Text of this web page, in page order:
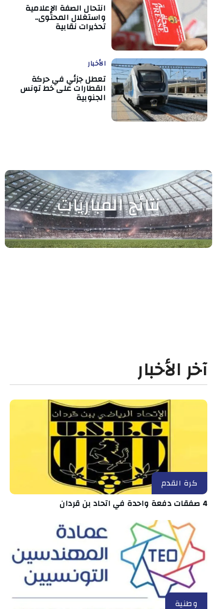
انتحال الصفة الإعلامية
واستغلال المحتوى..
تحذيرات نقابية
الأخبار
تعطل جزئي في حركة
القطارات على خط تونس
الجنوبية
نتائج المباريات
آخر الأخبار
كرة القدم
4 صفقات دفعة واحدة في اتحاد بن قردان
وطنية